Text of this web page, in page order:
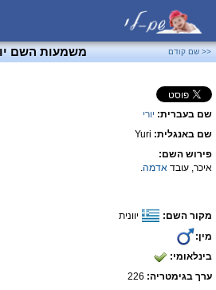
<< שם קודם משמעות השם
שם בעברית: יורי
שם באנגלית: Yuri
פירוש השם:
איכר, עובד אדמה.
מקור השם:
יוונית
מין:
בינלאומי:
ערך בגימטריה: